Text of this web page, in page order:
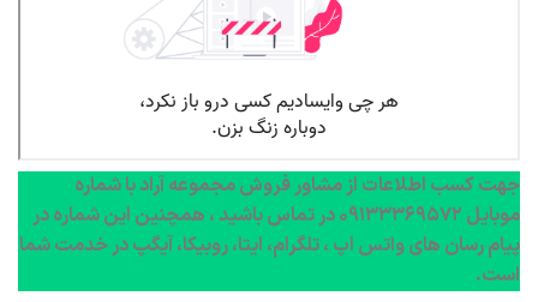
جهت کسب اطلاعات از مشاور فروش مجموعه آراد با شماره
موبایل ۰۹۱۳۳۳۶۹۵۷۲ در تماس باشید ، همچنین این شماره در
پیام رسان های واتس اپ ، تلگرام، ایتا، روبیکا، آیگپ در خدمت شما
است.